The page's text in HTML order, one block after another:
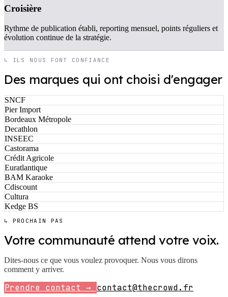
Croisière
Rythme de publication établi, reporting mensuel, points réguliers et
évolution continue de la stratégie.
↳ ILS NOUS FONT CONFIANCE
Des marques qui ont choisi d'engager
SNCF
Pier Import
Bordeaux Métropole
Decathlon
INSEEC
Castorama
Crédit Agricole
Euratlantique
BAM Karaoke
Cdiscount
Cultura
Kedge BS
↳ PROCHAIN PAS
Votre communauté attend votre voix.
Dites-nous ce que vous voulez provoquer. Nous vous dirons
comment y arriver.
Prendre contact → contact@thecrowd.fr